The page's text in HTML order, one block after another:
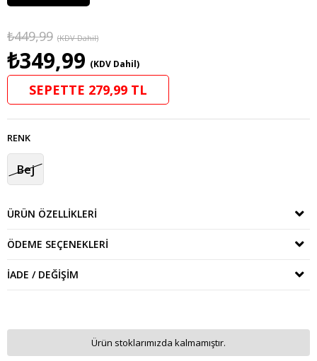
₺449,99 (KDV Dahil)
₺349,99 (KDV Dahil)
SEPETTE 279,99 TL
RENK
Bej
ÜRÜN ÖZELLIKLERI
ÖDEME SEÇENEKLERI
İADE / DEĞIŞIM
Ürün stoklarımızda kalmamıştır.